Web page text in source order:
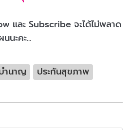
และ Subscribe จะได้ไม่พลาด
นะคะ...
ำนาญ ประกันสุขภาพ